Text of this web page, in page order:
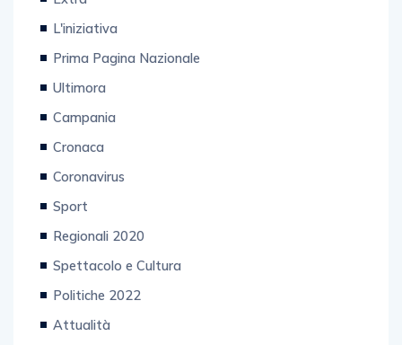
L'iniziativa
Prima Pagina Nazionale
Ultimora
Campania
Cronaca
Coronavirus
Sport
Regionali 2020
Spettacolo e Cultura
Politiche 2022
Attualità